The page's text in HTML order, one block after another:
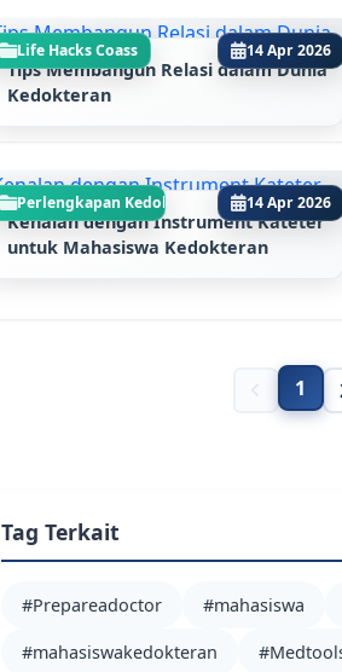
Life Hacks Coass 14 Apr 2026
Tips Membangun Relasi dalam Dunia
Kedokteran
Perlengkapan Kedokte... 14 Apr 2026
Kenalan dengan Instrument Kateter
untuk Mahasiswa Kedokteran
1
Tag Terkait
#Prepareadoctor #mahasiswa
#mahasiswakedokteran